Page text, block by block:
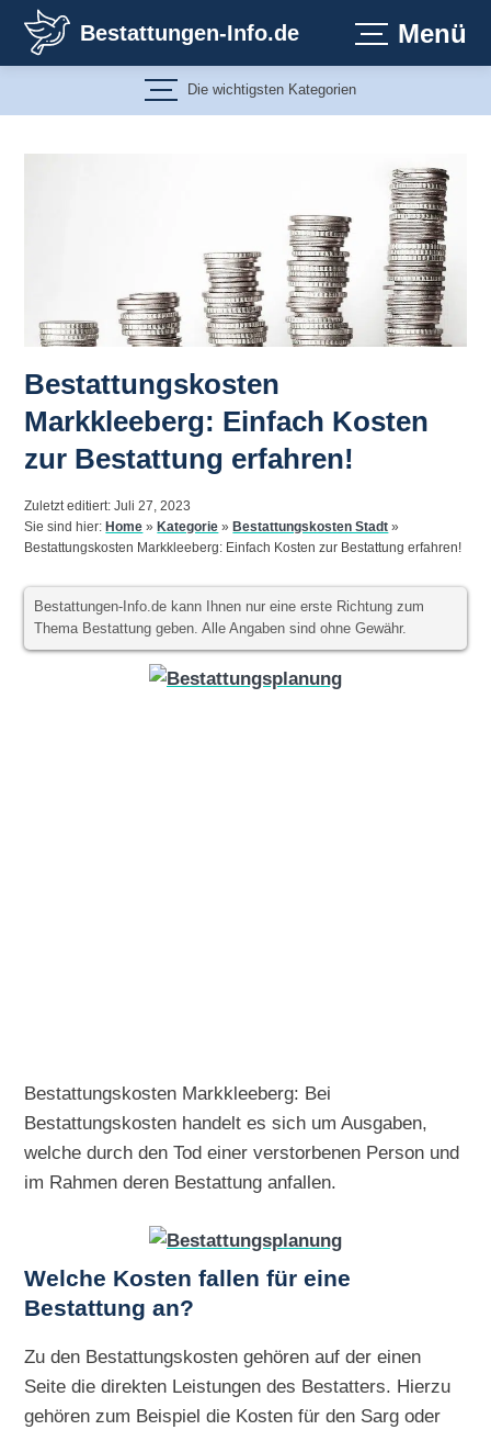
Inhalt
springen
Bestattungen-Info.de Menü
Die wichtigsten Kategorien
Bestattungskosten
Markkleeberg: Einfach Kosten
zur Bestattung erfahren!
Zuletzt editiert: Juli 27, 2023
Sie sind hier:Home »Kategorie »Bestattungskosten Stadt »
Bestattungskosten Markkleeberg: Einfach Kosten zur Bestattung erfahren!
Bestattungen-Info.de kann Ihnen nur eine erste Richtung zum
Thema Bestattung geben. Alle Angaben sind ohne Gewähr.
Bestattungskosten Markkleeberg: Bei
Bestattungskosten handelt es sich um Ausgaben,
welche durch den Tod einer verstorbenen Person und
im Rahmen deren Bestattung anfallen.
Welche Kosten fallen für eine
Bestattung an?
Zu den Bestattungskosten gehören auf der einen
Seite die direkten Leistungen des Bestatters. Hierzu
gehören zum Beispiel die Kosten für den Sarg oder